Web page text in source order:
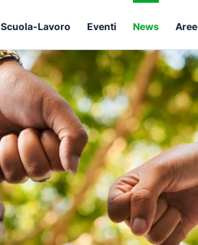
Scuola-Lavoro Eventi News